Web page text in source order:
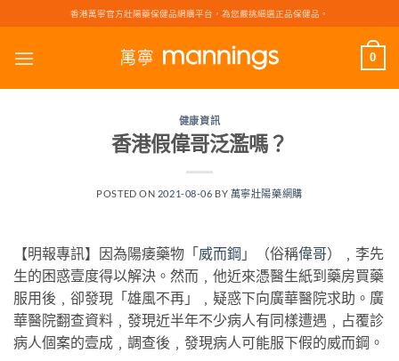
to
content
香港萬寧官方壯陽藥保健品網購平台，為您嚴挑細選正品保健品。
0
健康資訊
香港假偉哥泛濫嗎？
POSTED ON 2021-08-06 BY 萬寧壯陽藥網購
【明報專訊】因為陽痿藥物「威而鋼 」（俗稱偉哥）﹐李先
生的困惑壹度得以解決。然而﹐他近來憑醫生紙到藥房買藥
服用後﹐卻發現「雄風不再」﹐疑惑下向廣華醫院求助。廣
華醫院翻查資料﹐發現近半年不少病人有同樣遭遇﹐占覆診
病人個案的壹成﹐調查後﹐發現病人可能服下假的威而鋼。